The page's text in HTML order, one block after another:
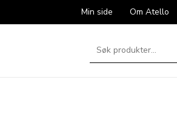
Min side Om Atello
Søk